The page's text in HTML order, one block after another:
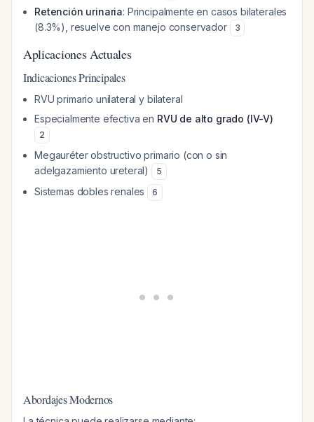
Retención urinaria: Principalmente en casos bilaterales
(8.3%), resuelve con manejo conservador
3
Aplicaciones Actuales
Indicaciones Principales
RVU primario unilateral y bilateral
Especialmente efectiva en RVU de alto grado (IV-V)
2
Megauréter obstructivo primario (con o sin
adelgazamiento ureteral)
5
Sistemas dobles renales 6
Abordajes Modernos